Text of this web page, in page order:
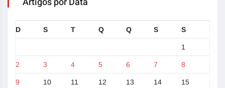
D S T Q Q S S
1
2 3 4 5 6 7 8
9 10 11 12 13 14 15